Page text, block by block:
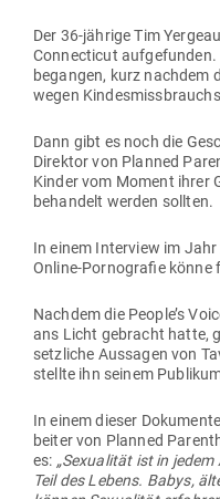
Der 36-jährige Tim
Con­nec­ticut
begangen, kurz nachdem
wegen
Dann gibt es noch die
Direktor von Planned
Kinder vom Moment ihrer
behandelt werden sollten.
In einem Interview im
Online-Por­no­grafie könne
Nachdem die People’s
ans Licht gebracht hatte,
setz­liche Aus­sagen von
stellte ihn seinem
In einem dieser
beiter von Planned
es: „Sexua­lität ist in
Teil des Lebens. Babys,